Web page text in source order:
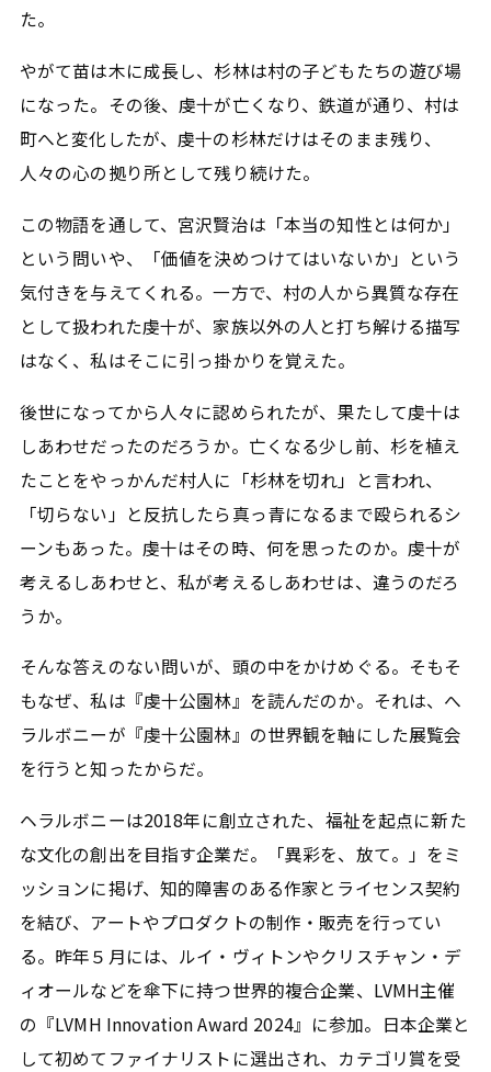
た。
やがて苗は木に成長し、杉林は村の子どもたちの遊び場
になった。その後、虔十が亡くなり、鉄道が通り、村は
町へと変化したが、虔十の杉林だけはそのまま残り、
人々の心の拠り所として残り続けた。
この物語を通して、宮沢賢治は「本当の知性とは何か」
という問いや、「価値を決めつけてはいないか」という
気付きを与えてくれる。一方で、村の人から異質な存在
として扱われた虔十が、家族以外の人と打ち解ける描写
はなく、私はそこに引っ掛かりを覚えた。
後世になってから人々に認められたが、果たして虔十は
しあわせだったのだろうか。亡くなる少し前、杉を植え
たことをやっかんだ村人に「杉林を切れ」と言われ、
「切らない」と反抗したら真っ青になるまで殴られるシ
ーンもあった。虔十はその時、何を思ったのか。虔十が
考えるしあわせと、私が考えるしあわせは、違うのだろ
うか。
そんな答えのない問いが、頭の中をかけめぐる。そもそ
もなぜ、私は『虔十公園林』を読んだのか。それは、へ
ラルボニーが『虔十公園林』の世界観を軸にした展覧会
を行うと知ったからだ。
ヘラルボニーは2018年に創立された、福祉を起点に新た
な文化の創出を目指す企業だ。「異彩を、放て。」をミ
ッションに掲げ、知的障害のある作家とライセンス契約
を結び、アートやプロダクトの制作・販売を行ってい
る。昨年５月には、ルイ・ヴィトンやクリスチャン・デ
ィオールなどを傘下に持つ世界的複合企業、LVMH主催
の『LVMH Innovation Award 2024』に参加。日本企業と
して初めてファイナリストに選出され、カテゴリ賞を受